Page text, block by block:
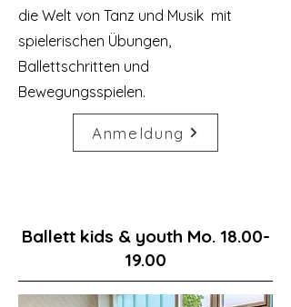
die Welt von Tanz und Musik mit
spielerischen Übungen,
Ballettschritten und
Bewegungsspielen.
Anmeldung
Ballett kids & youth Mo. 18.00-
19.00